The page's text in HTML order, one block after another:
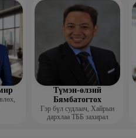
Түмэн-өлзий
Бямбатогтох
Гэр бүл судлаач, Хайрын
дархлаа ТББ захирал